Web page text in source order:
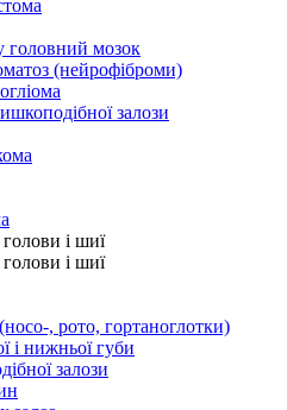
головний мозок
(нейрофіброми)
залози
і шиї
і шиї
, рото, гортаноглотки)
і нижньої губи
залози